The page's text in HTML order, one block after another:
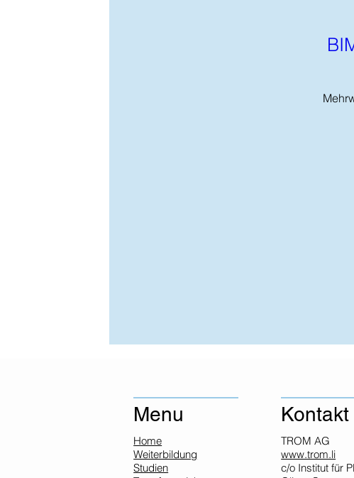
Menu
Home
Weiterbildung
Studien
Kontakt
TROM AG
www.trom.li
c/o Institut für